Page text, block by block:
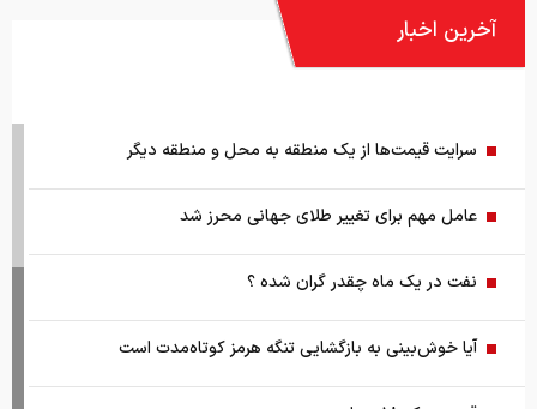
آخرین اخبار
سرایت قیمت‌ها از یک منطقه به محل و منطقه دیگر
عامل مهم برای تغییر طلای جهانی محرز شد
نفت در یک ماه چقدر گران شده ؟
آیا خوش‌بینی به بازگشایی تنگه هرمز کوتاه‌مدت است